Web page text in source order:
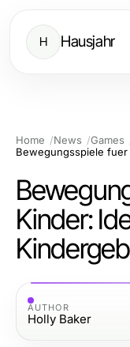
H Hausjahr
Home News
Games
Kinder:
AUTHOR
Holly Baker